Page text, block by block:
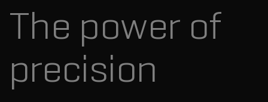
The power of
precision